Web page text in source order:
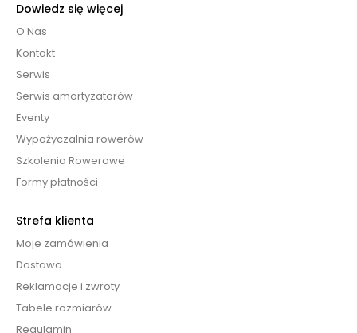
Dowiedz się więcej
O Nas
Kontakt
Serwis
Serwis amortyzatorów
Eventy
Wypożyczalnia rowerów
Szkolenia Rowerowe
Formy płatności
Strefa klienta
Moje zamówienia
Dostawa
Reklamacje i zwroty
Tabele rozmiarów
Regulamin